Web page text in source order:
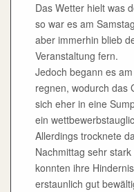
Das Wetter hielt was
so war es am
aber immerhin blieb
Veranstaltung fern.
Jedoch begann es
regnen, wodurch das
sich eher in eine
ein
Allerdings trocknete
Nachmittag sehr
konnten ihre
erstaunlich gut